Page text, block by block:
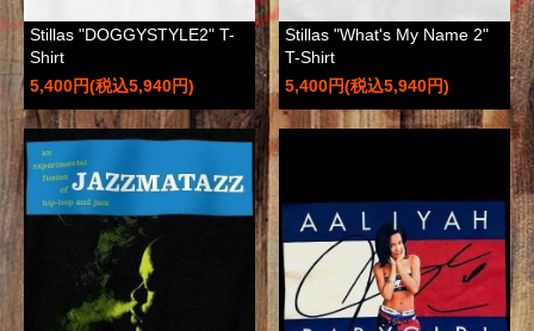
Stillas "DOGGYSTYLE2" T-
Shirt
5,400円(税込5,940円)
Stillas "What's My Name 2"
T-Shirt
5,400円(税込5,940円)